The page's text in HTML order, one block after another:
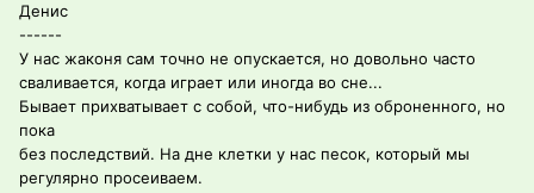
Денис
------
У нас жаконя сам точно не опускается, но довольно часто
сваливается, когда играет или иногда во сне...
Бывает прихватывает с собой, что-нибудь из оброненного, но
пока
без последствий. На дне клетки у нас песок, который мы
регулярно просеиваем.